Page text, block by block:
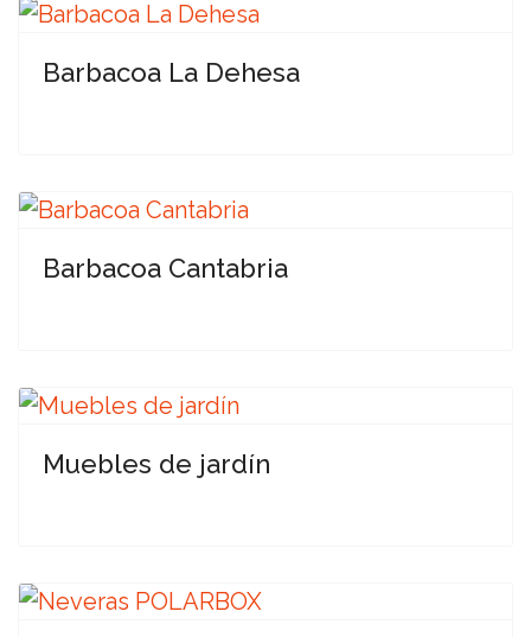
Barbacoa La Dehesa
Barbacoa Cantabria
Muebles de jardín